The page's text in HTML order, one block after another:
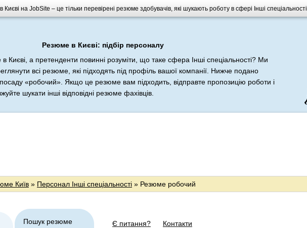
Києві на JobSite – це тільки перевірені резюме здобувачів, які шукають роботу в сфері Інші спеціальності
Резюме в Києві: підбір персоналу
в Києві, а претенденти повинні розуміти, що таке сфера Інші спеціальності? Ми
всі резюме, які підходять під профіль вашої компанії. Нижче подано
«робочий». Якщо це резюме вам підходить, відправте пропозицію роботи і
шукати інші відповідні резюме фахівців.
Київ » Персонал Інші спеціальності » Резюме робочий
Пошук резюме Є питання? Контакти